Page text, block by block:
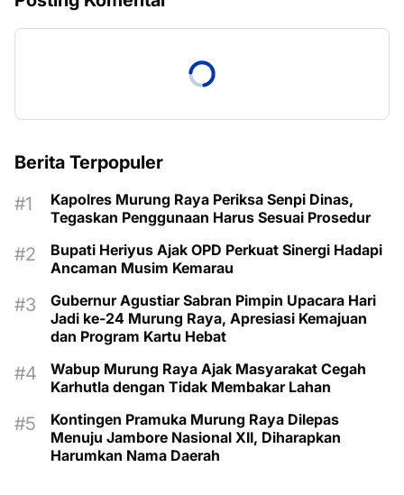
Berita Terpopuler
Kapolres Murung Raya Periksa Senpi Dinas,
Tegaskan Penggunaan Harus Sesuai Prosedur
Bupati Heriyus Ajak OPD Perkuat Sinergi Hadapi
Ancaman Musim Kemarau
Gubernur Agustiar Sabran Pimpin Upacara Hari
Jadi ke-24 Murung Raya, Apresiasi Kemajuan
dan Program Kartu Hebat
Wabup Murung Raya Ajak Masyarakat Cegah
Karhutla dengan Tidak Membakar Lahan
Kontingen Pramuka Murung Raya Dilepas
Menuju Jambore Nasional XII, Diharapkan
Harumkan Nama Daerah